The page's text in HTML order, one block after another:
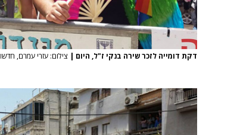
דקת דומייה לזכר שירה בנקי ז"ל, היום | צילום: עזרי עמרם, חדשות 2,